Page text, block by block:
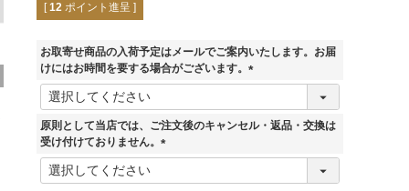
ブラック
[ 12 ポイント進呈 ]
お取寄せ商品の入荷予定はメールでご案内いたします。お届
けにはお時間を要する場合がございます。
(
須
原則として当店では、ご注文後のキャンセル・返品・交換は
受け付けておりません。
(